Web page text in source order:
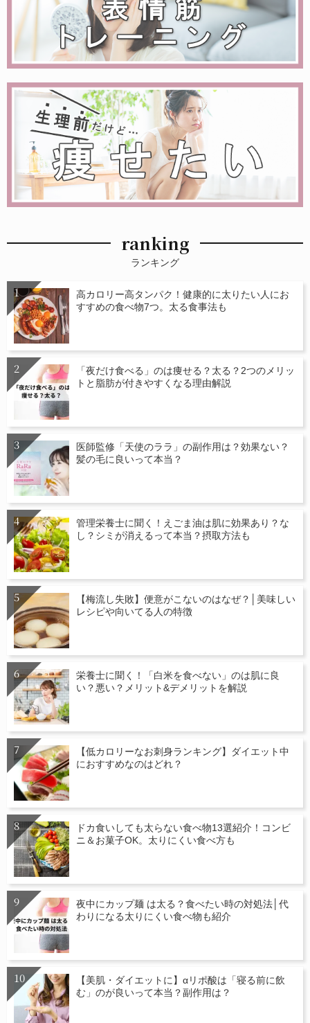
ranking
ランキング
高カロリー高タンパク！健康的に太りたい人にお
すすめの食べ物7つ。太る食事法も
「夜だけ食べる」のは痩せる？太る？2つのメリッ
トと脂肪が付きやすくなる理由解説
医師監修「天使のララ」の副作用は？効果ない？
髪の毛に良いって本当？
管理栄養士に聞く！えごま油は肌に効果あり？な
し？シミが消えるって本当？摂取方法も
【梅流し失敗】便意がこないのはなぜ？│美味しい
レシピや向いてる人の特徴
栄養士に聞く！「白米を食べない」のは肌に良
い？悪い？メリット&デメリットを解説
【低カロリーなお刺身ランキング】ダイエット中
におすすめなのはどれ？
ドカ食いしても太らない食べ物13選紹介！コンビ
ニ＆お菓子OK。太りにくい食べ方も
夜中にカップ麺 は太る？食べたい時の対処法│代
わりになる太りにくい食べ物も紹介
【美肌・ダイエットに】αリポ酸は「寝る前に飲
む」のが良いって本当？副作用は？